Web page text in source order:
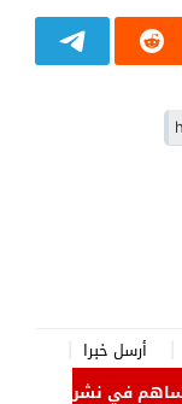
أرسل خبرا
في نشر